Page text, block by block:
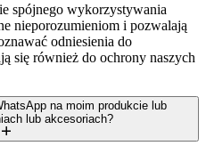
spójnego wykorzystywania
nieporozumieniom i pozwalają
odniesienia do
się również do ochrony naszych
na moim produkcie lub
lub akcesoriach?